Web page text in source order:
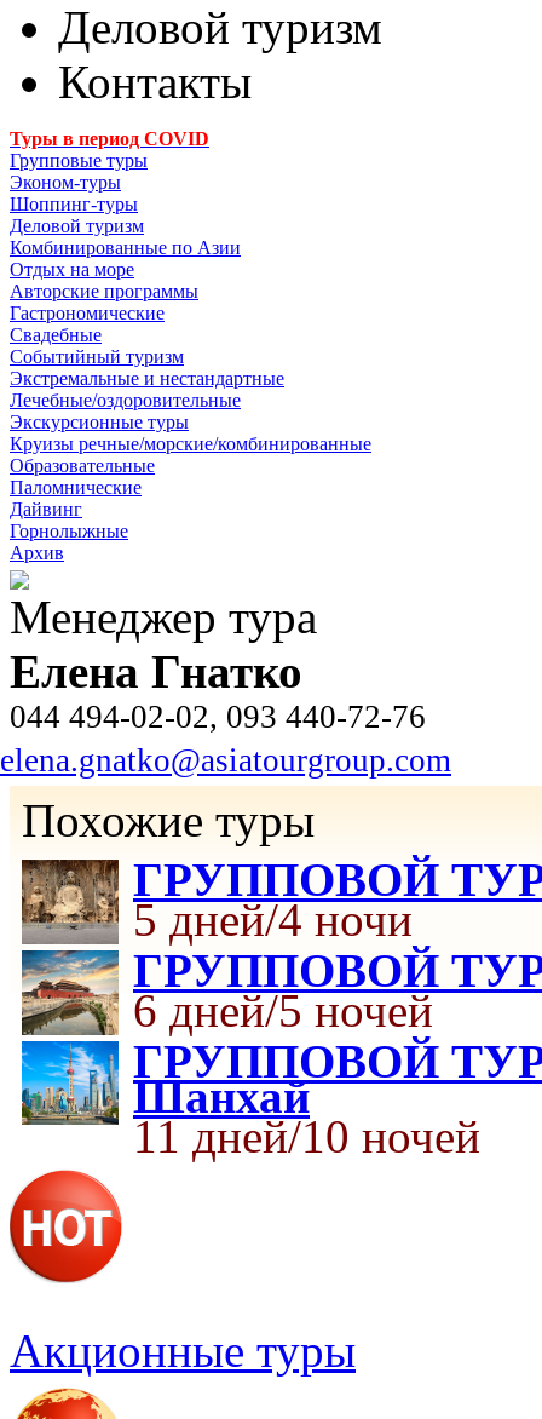
Деловой туризм
Контакты
Туры в период COVID
Групповые туры
Эконом-туры
Шоппинг-туры
Деловой туризм
Комбинированные по Азии
Отдых на море
Авторские программы
Гастрономические
Свадебные
Событийный туризм
Экстремальные и нестандартные
Лечебные/оздоровительные
Экскурсионные туры
Круизы речные/морские/комбинированные
Образовательные
Паломнические
Дайвинг
Горнолыжные
Архив
Менеджер тура
Елена Гнатко
044 494-02-02, 093 440-72-76
elena.gnatko@asiatourgroup.com
Похожие туры
ГРУППОВОЙ ТУР
5 дней/4 ночи
ГРУППОВОЙ ТУР
6 дней/5 ночей
ГРУППОВОЙ ТУР
Шанхай
11 дней/10 ночей
Акционные туры